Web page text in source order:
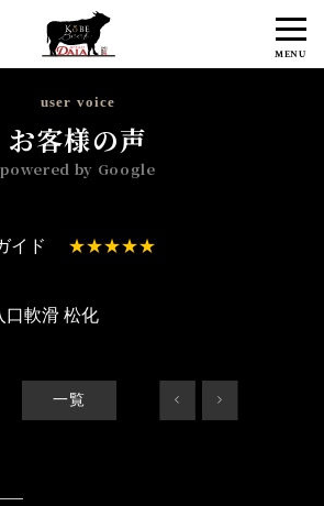
MENU
イア 上野1号店
ローカ
user voice
お客様の声
powered by Google
イド
口軟滑 松化
一覧 < >